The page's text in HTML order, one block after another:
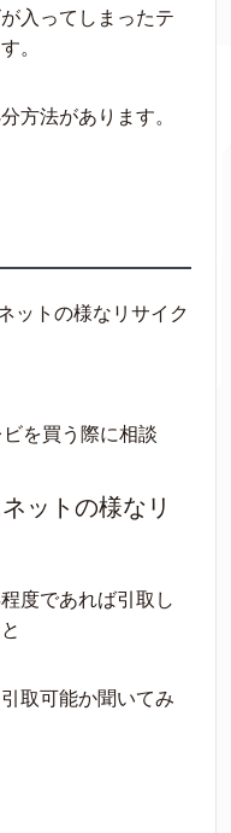
入ってしまったテ
。
方法があります。
ットの様なリサイク
を買う際に相談
ットの様なリ
度であれば引取し
取可能か聞いてみ